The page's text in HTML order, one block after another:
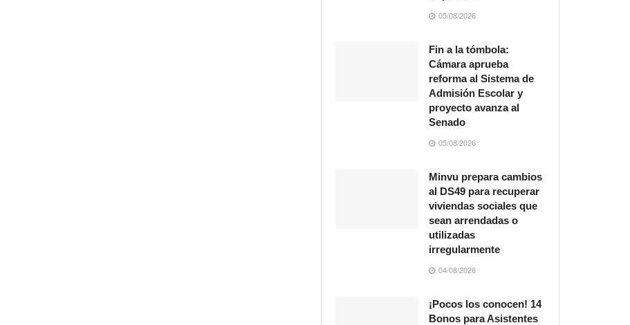
05/08/2026
Fin a la tómbola:
Cámara aprueba
reforma al Sistema de
Admisión Escolar y
proyecto avanza al
Senado
05/08/2026
Minvu prepara cambios
al DS49 para recuperar
viviendas sociales que
sean arrendadas o
utilizadas
irregularmente
04/08/2026
¡Pocos los conocen! 14
Bonos para Asistentes